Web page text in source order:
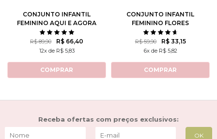
CONJUNTO INFANTIL
FEMININO AQUI E AGORA
R$ 89,90 R$ 66,40
12x de R$ 5,83
COMPRAR
CONJUNTO INFANTIL
FEMININO FLORES
ROTATIVAS
R$ 59,90 R$ 33,15
6x de R$ 5,82
COMPRAR
Receba ofertas com preços exclusivos: